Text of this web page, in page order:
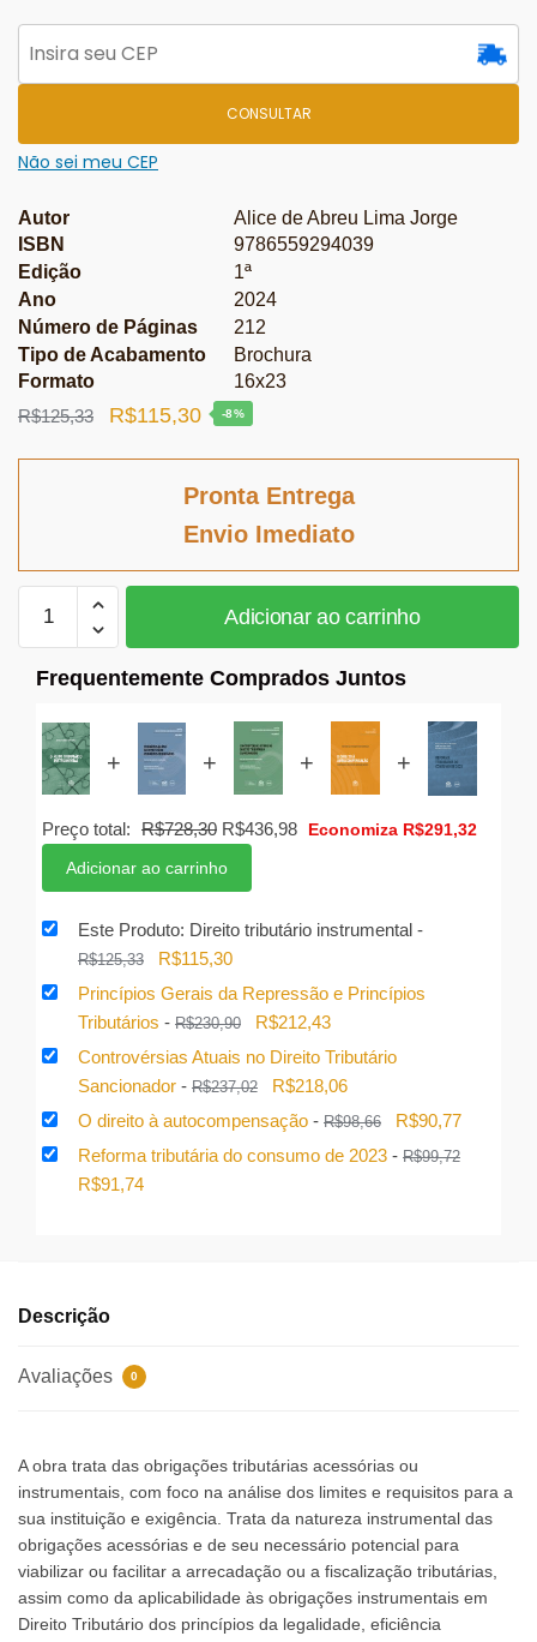
CONSULTAR
Não sei meu CEP
Autor
Alice de Abreu Lima Jorge
ISBN
9786559294039
Edição
1ª
Ano
2024
Número de Páginas
212
Tipo de Acabamento
Brochura
Formato
16x23
R$125,33
O
R$115,30O
atual
-8%
Pronta Entrega
Envio Imediato
tributário
quantidade
Adicionar ao carrinho
Frequentemente Comprados Juntos
+ + + +
Preço total: R$728,30 O
original
R$728,30.
R$436,98O
R$436,98.
Economiza R$291,32
Adicionar ao carrinho
Este Produto: Direito tributário instrumental -
R$125,33
O
preço
original
R$115,30O
preço
atual
Princípios Gerais da Repressão e Princípios
Tributários - R$230,90
O
preço
original
R$230,90.
R$212,43O
preço
atual
R$212,43.
Controvérsias Atuais no Direito Tributário
Sancionador - R$237,02
O
preço
R$218,06O
preço
O direito à autocompensação - R$98,66
O
preço
R$90,77O
Reforma tributária do consumo de 2023 - R$99,72
O
R$91,74O
Descrição
Avaliações 0
A obra trata das obrigações tributárias acessórias ou
instrumentais, com foco na análise dos limites e requisitos para a
sua instituição e exigência. Trata da natureza instrumental das
obrigações acessórias e de seu necessário potencial para
viabilizar ou facilitar a arrecadação ou a fiscalização tributárias,
assim como da aplicabilidade às obrigações instrumentais em
Direito Tributário dos princípios da legalidade, eficiência